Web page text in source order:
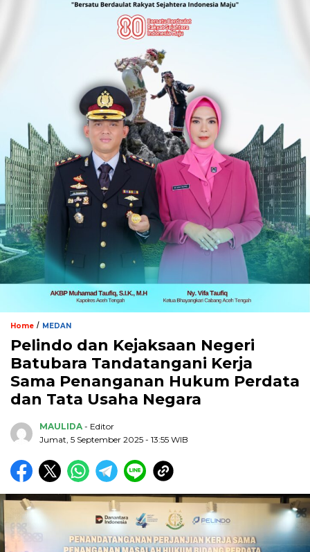
Home / MEDAN
Pelindo dan Kejaksaan Negeri
Batubara Tandatangani Kerja
Sama Penanganan Hukum Perdata
dan Tata Usaha Negara
MAULIDA - Editor
Jumat, 5 September 2025 - 13:55 WIB